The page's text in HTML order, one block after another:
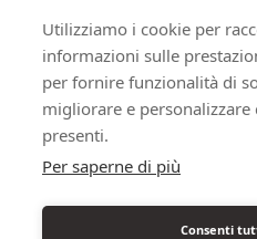
Utilizziamo i cookie per
informazioni sulle
per fornire funzionalità di
migliorare e
presenti.
Per saperne di più
Consenti
Ippodromo Snai San Siro
Ippodromo Snai La Maura
Dove siamo
F.A.Q.
Cookie Policy